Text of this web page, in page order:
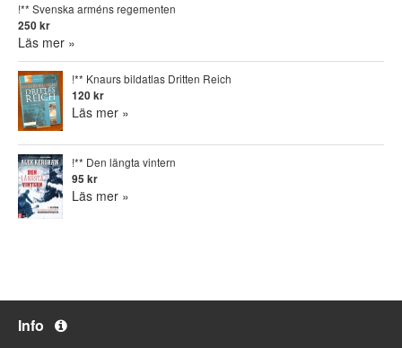
!** Svenska arméns regementen
250 kr
Läs mer »
!** Knaurs bildatlas Dritten Reich
120 kr
Läs mer »
!** Den längta vintern
95 kr
Läs mer »
Info